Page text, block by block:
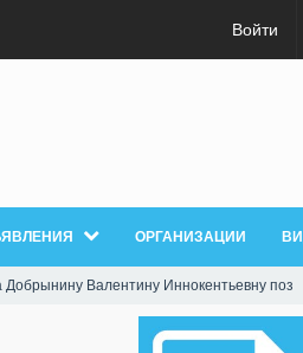
Войти
ОРГАНИЗАЦИИ
Добрынину Валентину Иннокентьевну поз